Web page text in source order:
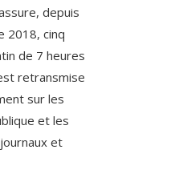
depuis
2018, cinq
de 7 heures
retransmise
sur les
et les
et